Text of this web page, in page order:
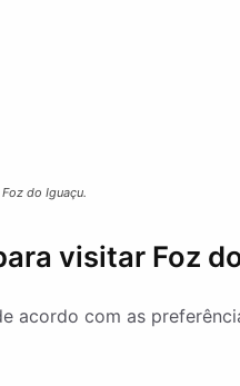
do Iguaçu.
visitar Foz
acordo com as